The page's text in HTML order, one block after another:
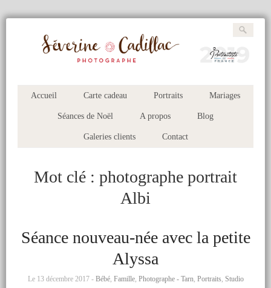
Accueil Carte cadeau Portraits Mariages
Séances de Noël A propos Blog
Galeries clients Contact
Mot clé : photographe portrait
Albi
Séance nouveau-née avec la petite
Alyssa
Le 13 décembre 2017 - Bébé, Famille, Photographe - Tarn Portraits Studio